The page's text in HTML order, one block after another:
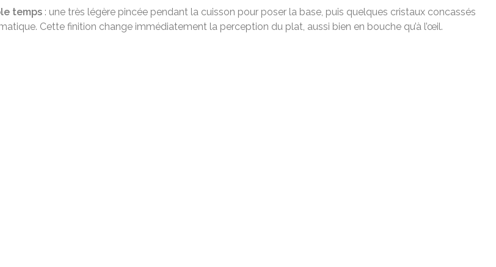
temps : une très légère pincée pendant la cuisson pour poser la base, puis quelques cristaux concassés
Cette finition change immédiatement la perception du plat, aussi bien en bouche qu’à l’œil.